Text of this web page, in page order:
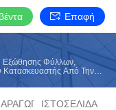
Επαφή
Εξώθησης Φύλλων,
Από Την
ΙΣΤΟΣΕΛΊΔΑ